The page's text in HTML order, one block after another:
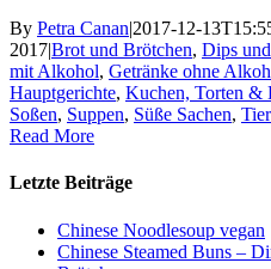
By Petra Canan|2017-12-
2017|Brot und Brötchen, Dips
mit Alkohol, Getränke ohne
Hauptgerichte, Kuchen, Torten &
Soßen, Suppen, Süße Sachen,
Read More
Letzte Beiträge
Chinese Noodlesoup vegan
Chinese Steamed Buns –